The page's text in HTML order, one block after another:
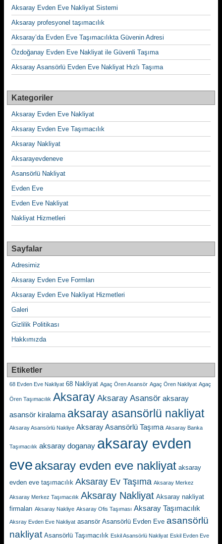
Aksaray Evden Eve Nakliyat Sistemi
Aksaray profesyonel taşımacılık
Aksaray’da Evden Eve Taşımacılıkta Güvenin Adresi
Özdoğanay Evden Eve Nakliyat ile Güvenli Taşıma
Aksaray Asansörlü Evden Eve Nakliyat Hızlı Taşıma
Kategoriler
Aksaray Evden Eve Nakliyat
Aksaray Evden Eve Taşımacılık
Aksaray Nakliyat
Aksarayevdeneve
Asansörlü Nakliyat
Evden Eve
Evden Eve Nakliyat
Nakliyat Hizmetleri
Sayfalar
Adresimiz
Aksaray Evden Eve Formları
Aksaray Evden Eve Nakliyat Hizmetleri
Galeri
Gizlilik Politikası
Hakkımızda
Etiketler
68 Evden Eve Nakliyat 68 Nakliyat Agaç Ören Asansör Agaç Ören Nakliyat Agaç
Ören Taşımacılık Aksaray Aksaray Asansör aksaray
asansör kiralama aksaray asansörlü nakliyat
Aksaray Asansörlü Nakliye Aksaray Asansörlü Taşıma Aksaray Banka
Taşımacılık aksaray doganay aksaray evden
eve aksaray evden eve nakliyat aksaray
evden eve taşımacılık Aksaray Ev Taşıma Aksaray Merkez
Aksaray Merkez Taşımacılık Aksaray Nakliyat Aksaray nakliyat
firmaları Aksaray Nakliye Aksaray Ofis Taşıması Aksaray Taşımacılık
Aksray Evden Eve Nakliyat asansör Asansörlü Evden Eve asansörlü
nakliyat Asansörlü Taşımacılık Eskil Asansörlü Nakliyat Eskil Evden Eve